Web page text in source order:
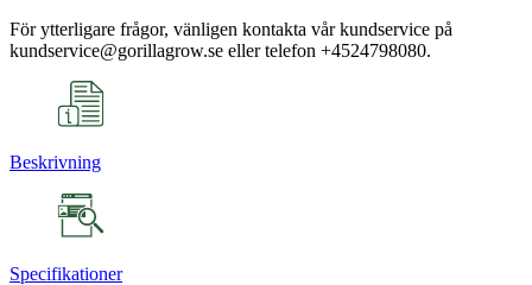
För ytterligare frågor, vänligen kontakta vår kundservice på
kundservice@gorillagrow.se eller telefon +4524798080.
Beskrivning
Specifikationer